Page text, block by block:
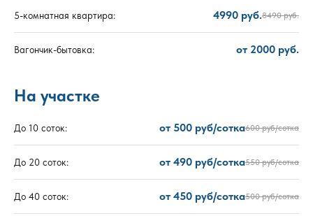
5-комнатная квартира: 4990 руб.8490 руб.
Вагончик-бытовка: от 2000 руб.
На участке
До 10 соток: от 500 руб/сотка600 руб/сотка
До 20 соток: от 490 руб/сотка550 руб/сотка
До 40 соток: от 450 руб/сотка500 руб/сотка